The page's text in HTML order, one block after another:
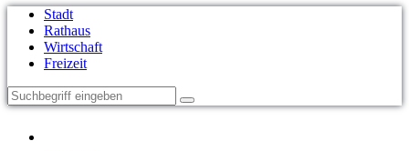
Stadt
Rathaus
Wirtschaft
Freizeit